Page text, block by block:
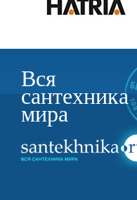
Вся
сантехника
мира